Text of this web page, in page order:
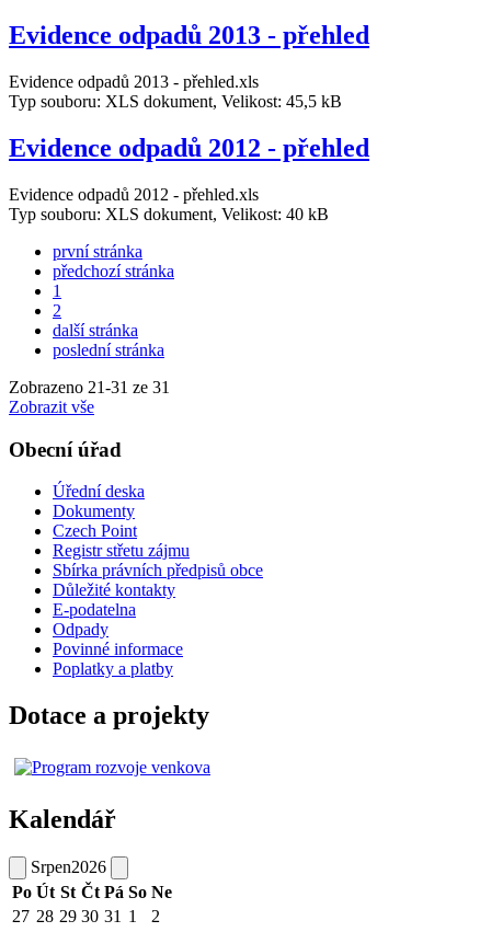
Evidence odpadů 2013 - přehled
Evidence odpadů 2013 - přehled.xls
Typ souboru: XLS dokument, Velikost: 45,5 kB
Evidence odpadů 2012 - přehled
Evidence odpadů 2012 - přehled.xls
Typ souboru: XLS dokument, Velikost: 40 kB
první stránka
předchozí stránka
1
2
další stránka
poslední stránka
Zobrazeno 21-31 ze 31
Zobrazit vše
Obecní úřad
Úřední deska
Dokumenty
Czech Point
Registr střetu zájmu
Sbírka právních předpisů obce
Důležité kontakty
E-podatelna
Odpady
Povinné informace
Poplatky a platby
Dotace a projekty
Kalendář
Srpen2026
Po Út St Čt Pá So Ne
27 28 29 30 31 1
2